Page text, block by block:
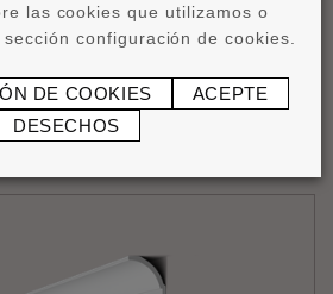
las cookies que utilizamos o
configuración de cookies.
DE COOKIES
ACEPTE
DESECHOS